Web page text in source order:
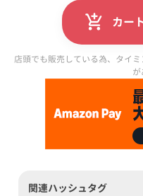
カー
店頭でも販売している為、タイ
が
関連ハッシュタグ